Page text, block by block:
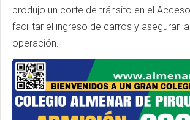
produjo un corte de tránsito en el
facilitar el ingreso de carros y asegurar
operación.